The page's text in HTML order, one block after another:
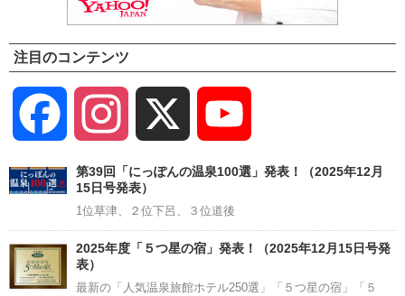
注目のコンテンツ
Facebook Instagram
Channel
第39回「にっぽんの温泉100選」発表！（2025年12月
15日号発表）
1位草津、２位下呂、３位道後
2025年度「５つ星の宿」発表！（2025年12月15日号発
表）
最新の「人気温泉旅館ホテル250選」「５つ星の宿」「５